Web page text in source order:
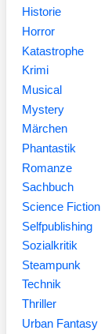
Historie
Horror
Katastrophe
Krimi
Musical
Mystery
Märchen
Phantastik
Romanze
Sachbuch
Science Fiction
Selfpublishing
Sozialkritik
Steampunk
Technik
Thriller
Urban Fantasy